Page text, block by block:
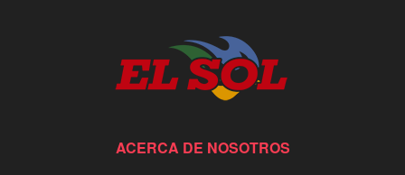
ACERCA DE NOSOTROS